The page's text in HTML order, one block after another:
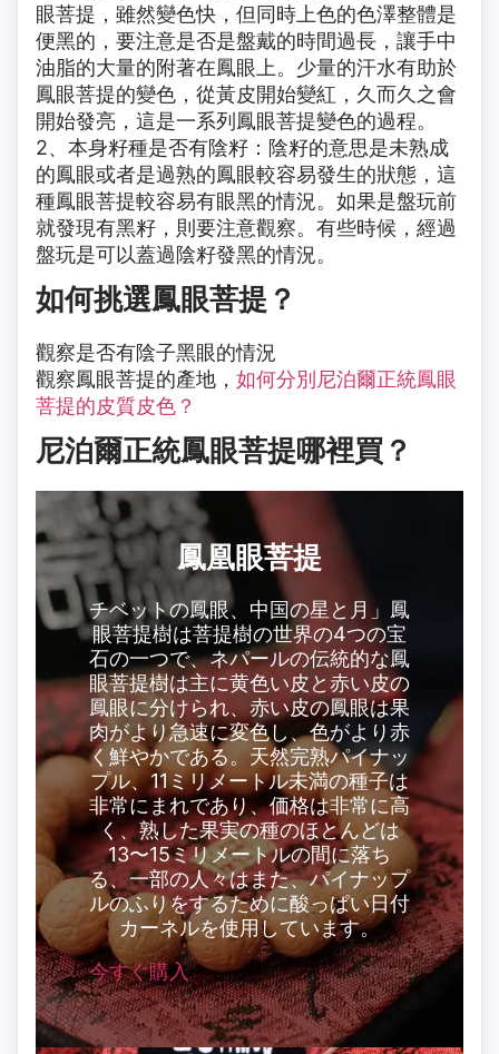
眼菩提，雖然變色快，但同時上色的色澤整體是
便黑的，要注意是否是盤戴的時間過長，讓手中
油脂的大量的附著在鳳眼上。少量的汗水有助於
鳳眼菩提的變色，從黃皮開始變紅，久而久之會
開始發亮，這是一系列鳳眼菩提變色的過程。
2、本身籽種是否有陰籽：陰籽的意思是未熟成
的鳳眼或者是過熟的鳳眼較容易發生的狀態，這
種鳳眼菩提較容易有眼黑的情況。如果是盤玩前
就發現有黑籽，則要注意觀察。有些時候，經過
盤玩是可以蓋過陰籽發黑的情況。
如何挑選鳳眼菩提？
觀察是否有陰子黑眼的情況
觀察鳳眼菩提的產地， 如何分別尼泊爾正統鳳眼
菩提的皮質皮色？
尼泊爾正統鳳眼菩提哪裡買？
鳳凰眼菩提
チベットの鳳眼、中国の星と月」鳳
眼菩提樹は菩提樹の世界の4つの宝
石の一つで、ネパールの伝統的な鳳
眼菩提樹は主に黄色い皮と赤い皮の
鳳眼に分けられ、赤い皮の鳳眼は果
肉がより急速に変色し、色がより赤
く鮮やかである。天然完熟パイナッ
プル、11ミリメートル未満の種子は
非常にまれであり、価格は非常に高
く、熟した果実の種のほとんどは
13〜15ミリメートルの間に落ち
る、一部の人々はまた、パイナップ
ルのふりをするために酸っぱい日付
カーネルを使用しています。
今すぐ購入